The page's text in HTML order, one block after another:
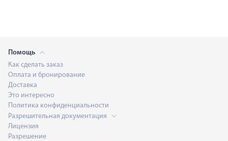
Помощь
Как сделать заказ
Оплата и бронирование
Доставка
Это интересно
Политика конфиденциальности
Разрешительная документация
Лицензия
Разрешение